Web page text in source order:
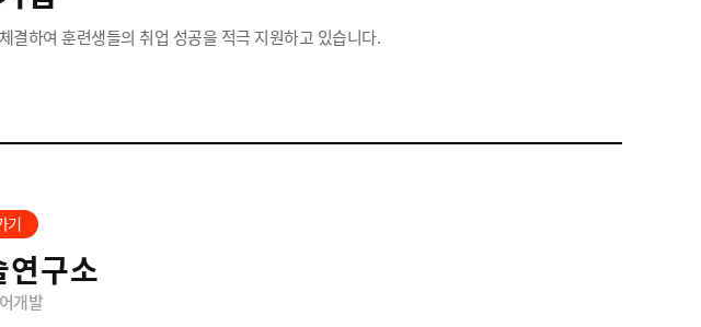
결하여 훈련생들의 취업 성공을 적극 지원하고 있습니다.
기
구소
개발